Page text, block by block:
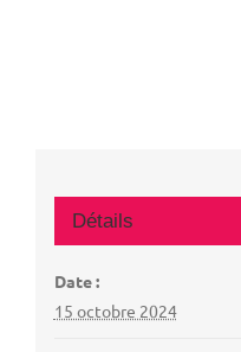
Détails
Date :
15 octobre 2024